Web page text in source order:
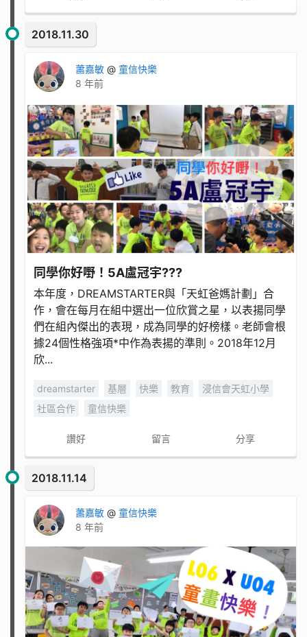
2018.11.30
蕭嘉敏 @ 童信快樂
8 年前
同學你好嘢！5A盧冠宇???
本年度，DREAMSTARTER與「天虹爸媽計劃」合
作，會在每月在組中選出一位欣賞之星，以表揚同學
們在組內傑出的表現，成為同學的好榜樣。老師會根
據24個性格強項*中作為表揚的準則。2018年12月
欣...
dreamstarter 基層 快樂 教育
浸信會天虹小學
社區合作
童信快樂
讚好 留言 分享
2018.11.14
蕭嘉敏 @ 童信快樂
8 年前